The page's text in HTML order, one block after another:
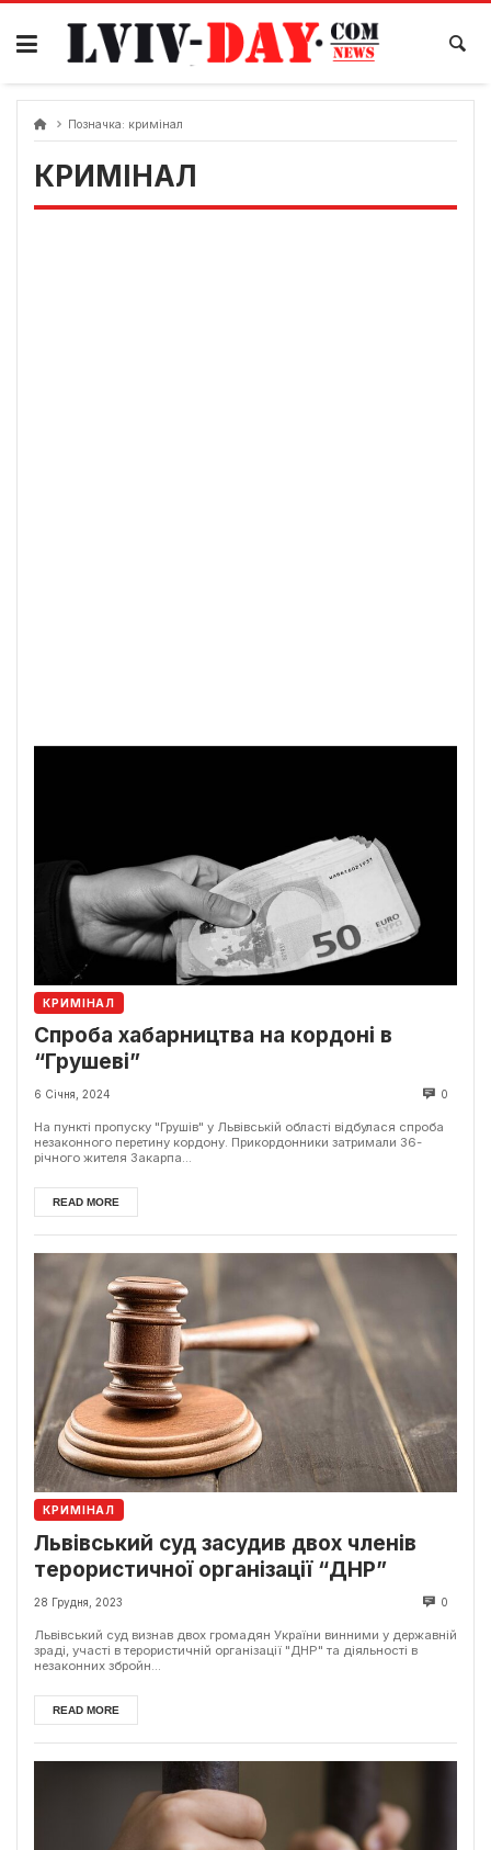
Skip
content
Позначка: кримінал
КРИМІНАЛ
КРИМІНАЛ
Спроба хабарництва на кордоні в
“Грушеві”
6 Січня, 2024 0
На пункті пропуску "Грушів" у Львівській області відбулася спроба
незаконного перетину кордону. Прикордонники затримали 36-
річного жителя Закарпа...
READ MORE
КРИМІНАЛ
Львівський суд засудив двох членів
терористичної організації “ДНР”
28 Грудня, 2023 0
Львівський суд визнав двох громадян України винними у державній
зраді, участі в терористичній організації "ДНР" та діяльності в
незаконних збройн...
READ MORE